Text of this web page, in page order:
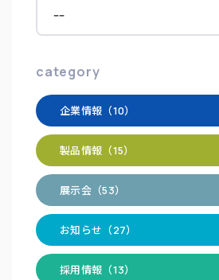
category
企業情報（10）
製品情報（15）
展示会（53）
お知らせ（27）
採用情報（13）